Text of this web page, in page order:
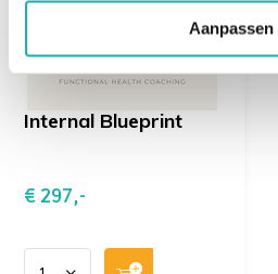
Aanpassen
TSH
TPO AB (anti TPO)
Fasting glucose
Internal Blueprint
€ 297,-